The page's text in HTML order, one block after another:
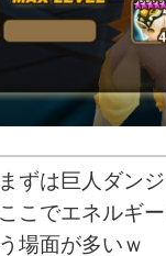
まずは巨人ダン
ここでエネルギ
う場面が多いｗ